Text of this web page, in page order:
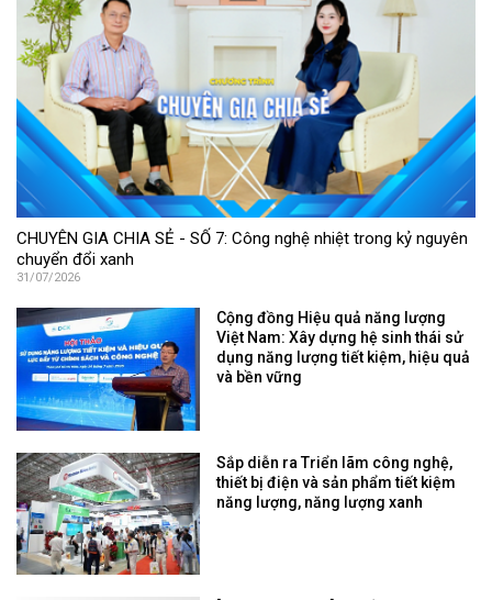
CHUYÊN GIA CHIA SẺ - SỐ 7: Công nghệ nhiệt trong kỷ nguyên
chuyển đổi xanh
31/07/2026
Cộng đồng Hiệu quả năng lượng
Việt Nam: Xây dựng hệ sinh thái sử
dụng năng lượng tiết kiệm, hiệu quả
và bền vững
Sắp diễn ra Triển lãm công nghệ,
thiết bị điện và sản phẩm tiết kiệm
năng lượng, năng lượng xanh